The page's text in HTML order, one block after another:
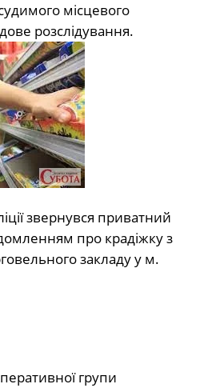
місцевого
розслідування.
звернувся приватний
про крадіжку з
закладу у м.
групи